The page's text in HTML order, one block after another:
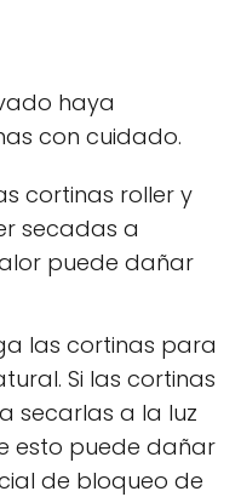
haya
con cuidado.
cortinas roller y
secadas a
puede dañar
las cortinas para
Si las cortinas
secarlas a la luz
esto puede dañar
de bloqueo de